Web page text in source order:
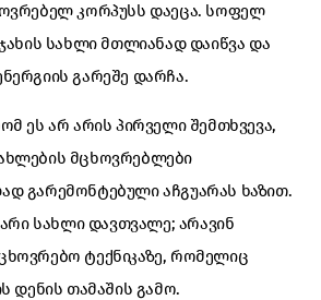
კორპუსს დაეცა. სოფელ
სახლი მთლიანად დაიწვა და
გარეშე დარჩა.
ეს არ არის პირველი შემთხვევა,
მცხოვრებლები
გარემონტებული აჩგუარას ხაზით.
სახლი დავთვალე; არავინ
ტექნიკაზე, რომელიც
დენის თამაშის გამო.